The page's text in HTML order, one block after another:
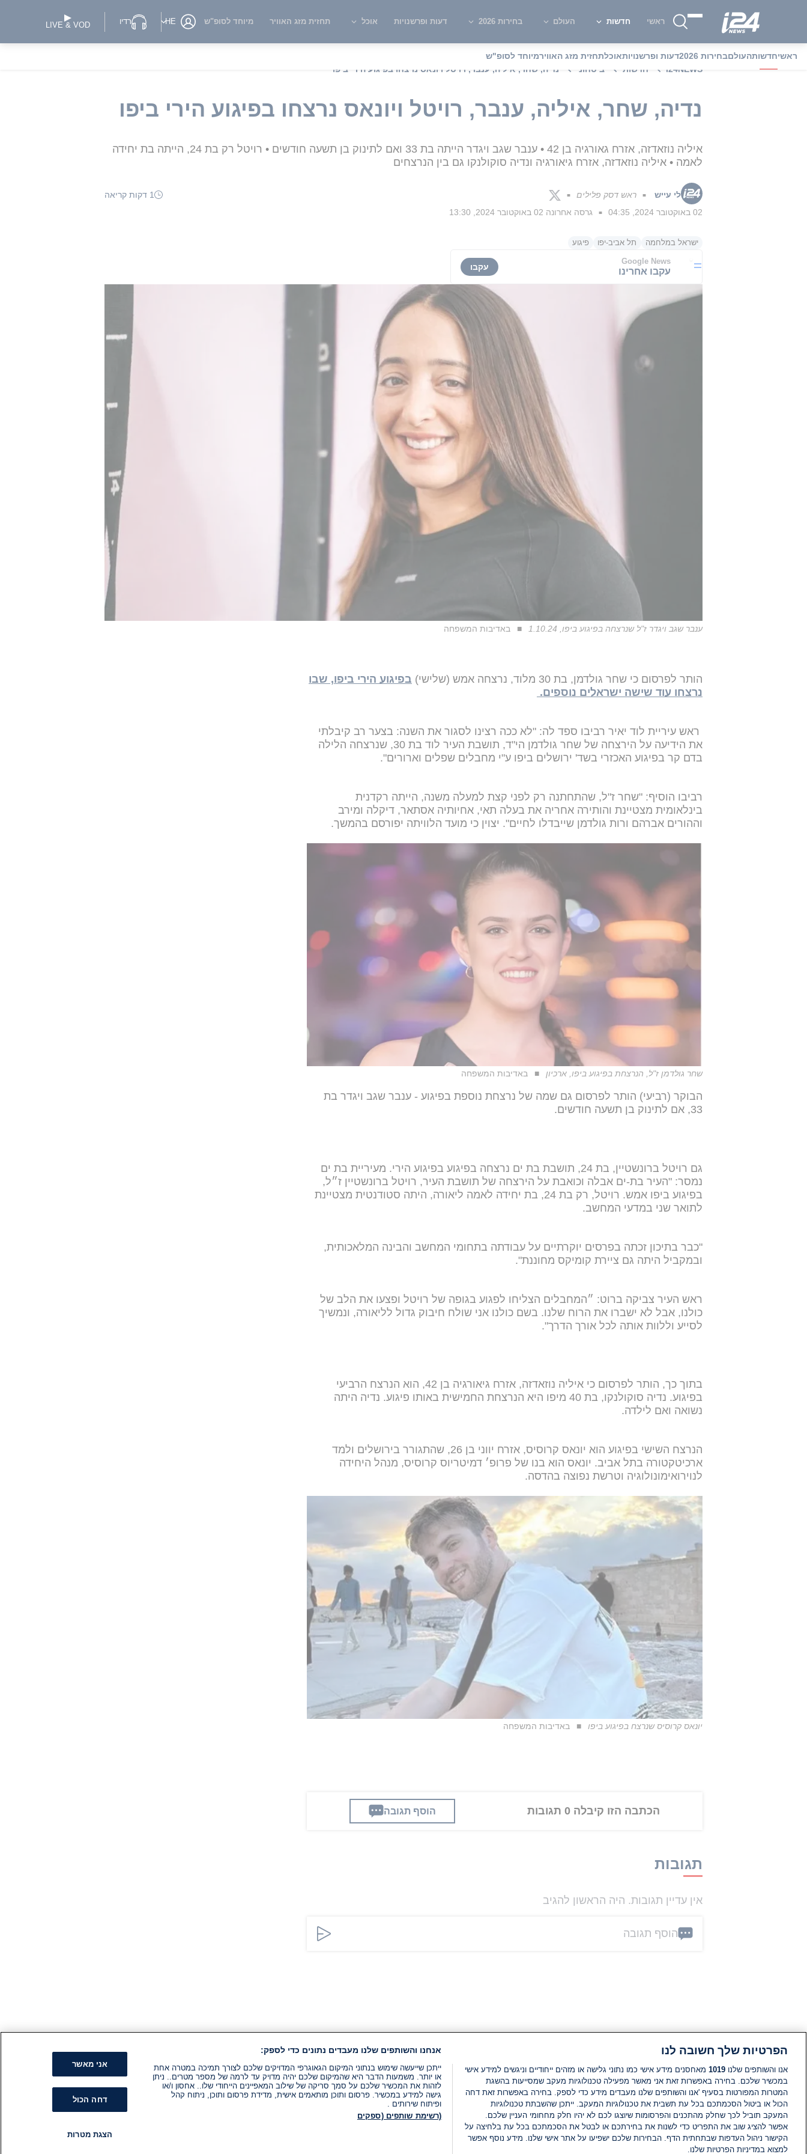
ראשי חדשות העולם בחירות 2026 דעות ופרשנויות אוכל תחזית מזג האוויר מיוחד לסופ"ש HE רדיו LIVE & VOD
ראשיחדשותהעולםבחירות 2026 דעות ופרשנויותאוכלתחזית מזג האווירמיוחד לסופ"ש
i24NEWS
חדשות ביטחוני נדיה, שחר, איליה, ענבר, רויטל ויונאס נרצחו בפיגוע הירי ביפו
נדיה, שחר, איליה, ענבר, רויטל ויונאס נרצחו בפיגוע הירי ביפו
איליה נוזאדזה, אזרח גאורגיה בן 42 • ענבר שגב ויגדר הייתה בת 33 ואם לתינוק בן תשעה חודשים • רויטל רק בת 24, הייתה בת יחידה
לאמה • איליה נוזאדזה, אזרח גיאורגיה ונדיה סוקולנקו גם בין הנרצחים
לי עייש ■ ראש דסק פלילים ■
1 דקות קריאה
02 באוקטובר 2024, 04:35
■ גרסה אחרונה 02 באוקטובר 2024, 13:30
ישראל במלחמה תל אביב-יפו פיגוע
Google News
עקבו אחרינו עקבו
ענבר שגב ויגדר ז"ל שנרצחה בפיגוע ביפו, 1.10.24 באדיבות המשפחה
הותר לפרסום כי שחר גולדמן, בת 30 מלוד, נרצחה אמש (שלישי)
בפיגוע הירי ביפו, שבו
נרצחו עוד שישה ישראלים נוספים.
ראש עיריית לוד יאיר רביבו ספד לה: "לא ככה רצינו לסגור את השנה: בצער רב קיבלתי
את הידיעה על הירצחה של שחר גולדמן הי"ד, תושבת העיר לוד בת 30, שנרצחה הלילה
בדם קר בפיגוע האכזרי בשד' ירושלים ביפו ע"י מחבלים שפלים וארורים".
רביבו הוסיף: "שחר ז"ל, שהתחתנה רק לפני קצת למעלה משנה, הייתה רקדנית
בינלאומית מצטיינת והותירה אחריה את בעלה תאי, אחיותיה אסתאר, דיקלה ומירב
וההורים אברהם ורות גולדמן שייבדלו לחיים". יצוין כי מועד הלוויתה יפורסם בהמשך.
שחר גולדמן ז"ל, הנרצחת בפיגוע ביפו, ארכיון באדיבות המשפחה
הבוקר (רביעי) הותר לפרסום גם שמה של נרצחת נוספת בפיגוע - ענבר שגב ויגדר בת
33, אם לתינוק בן תשעה חודשים.
גם רויטל ברונשטיין, בת 24, תושבת בת ים נרצחה בפיגוע בפיגוע הירי. מעיריית בת ים
נמסר: "העיר בת-ים אבלה וכואבת על הירצחה של תושבת העיר, רויטל ברונשטיין ז״ל,
בפיגוע ביפו אמש. רויטל, רק בת 24, בת יחידה לאמה ליאורה, היתה סטודנטית מצטיינת
לתואר שני במדעי המחשב.
"כבר בתיכון זכתה בפרסים יוקרתיים על עבודתה בתחומי המחשב והבינה המלאכותית,
ובמקביל היתה גם ציירת קומיקס מחוננת".
ראש העיר צביקה ברוט: ״המחבלים הצליחו לפגוע בגופה של רויטל ופצעו את הלב של
כולנו, אבל לא ישברו את הרוח שלנו. בשם כולנו אני שולח חיבוק גדול לליאורה, ונמשיך
לסייע וללוות אותה לכל אורך הדרך".
בתוך כך, הותר לפרסום כי איליה נוזאדזה, אזרח גיאורגיה בן 42, הוא הנרצח הרביעי
בפיגוע. נדיה סוקולנקו, בת 40 מיפו היא הנרצחת החמישית באותו פיגוע. נדיה היתה
נשואה ואם לילדה.
הנרצח השישי בפיגוע הוא יונאס קרוסיס, אזרח יווני בן 26, שהתגורר בירושלים ולמד
ארכיטקטורה בתל אביב. יונאס הוא בנו של פרופ׳ דמיטריוס קרוסיס, מנהל היחידה
לנוירואימונולוגיה וטרשת נפוצה בהדסה.
יונאס קרוסיס שנרצח בפיגוע ביפו באדיבות המשפחה
הכתבה הזו קיבלה 0 תגובות הוסף תגובה
תגובות
אין עדיין תגובות. היה הראשון להגיב
הוסף תגובה
הפרטיות שלך חשובה לנו
אנו והשותפים שלנו 1019 מאחסנים מידע אישי כמו נתוני גלישה או מזהים ייחודיים וניגשים למידע אישי
במכשיר שלכם. בחירה באפשרות זאת אני מאשר מפעילה טכנולוגיות מעקב שמסייעות בהשגת
המטרות המפורטות בסעיף 'אנו והשותפים שלנו מעבדים מידע כדי לספק. בחירה באפשרות זאת דחה
הכול או ביטול הסכמתכם בכל עת תשבית את טכנולוגיות המעקב. ייתכן שהשבתת טכנולוגיות
המעקב תוביל לכך שחלק מהתכנים והפרסומות שיוצגו לכם לא יהיו חלק מחחומי העניין שלכם.
אפשר להציג שוב את התפריט כדי לשנות את בחירתכם או לבטל את הסכמתכם בכל עת בלחיצה על
הקישור ניהול העדפות שבתחתית הדף. הבחירות שלכם ישפיעו על אתר אישי שלנו. מידע נוסף אפשר
למצוא במדיניות הפרטיות שלנו.
אנחנו והשותפים שלנו מעבדים נתונים כדי לספק:
ייתכן שייעשה שימוש בנתוני המיקום הגאוגרפי המדויקים שלכם לצורך תמיכה במטרה אחת
או יותר. משמעות הדבר היא שהמיקום שלכם יהיה מדויק עד לרמה של מספר מטרים.. ניתן
לזהות את המכשיר שלכם על סמך סריקה של שילוב המאפיינים הייחודי שלו.. אחסון ו/או
גישה למידע במכשיר. פרסום ותוכן מותאמים אישית, מדידת פרסום ותוכן, ניתוח קהל
ופיתוח שירותים .
(רשימת שותפים (ספקים
אני מאשר
דחה הכול
הצגת מטרות